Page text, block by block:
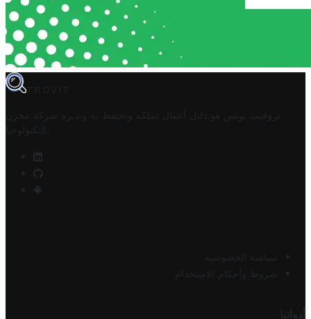
TROVIT
تروفيت تونس هو دليل أعمال تملكه وتحتفظ به وتديره
شركة مخزن
التكنولوجيا
سياسة الخصوصية
شروط وأحكام الاستخدام
أدواتنا